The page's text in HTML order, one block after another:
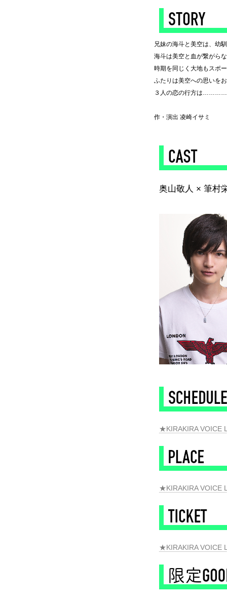
兄妹の海斗と美空は、幼
海斗は美空と血が繋がら
時期を同じく大地もスポ
ふたりは美空への思いを
３人の恋の行方は
作・演出 凌崎イサミ
奥山敬人 × 筆村
★KIRAKIRA VOICE
★KIRAKIRA VOICE
★KIRAKIRA VOICE